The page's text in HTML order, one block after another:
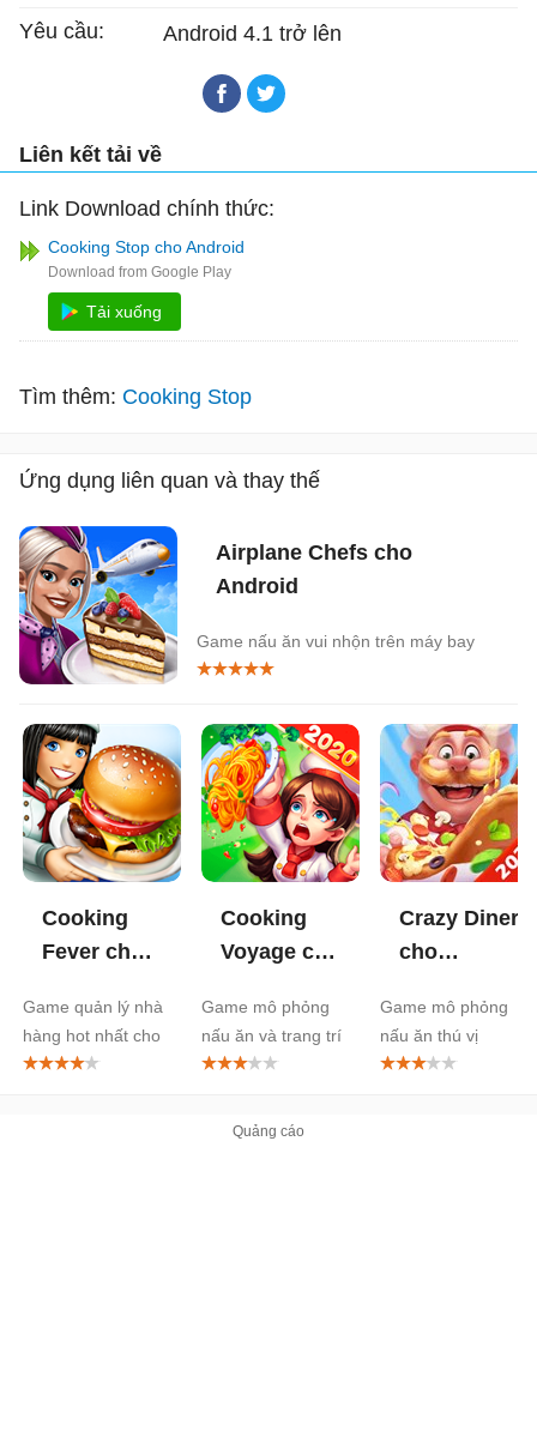
Yêu cầu:
Android 4.1 trở lên
Liên kết tải về
Link Download chính thức:
Cooking Stop cho Android
Tải xuống
Tìm thêm: Cooking Stop
Ứng dụng liên quan và thay thế
Airplane Chefs cho
Android
Game nấu ăn vui nhộn trên máy bay
Cooking
Fever cho
Game quản lý nhà
hàng hot nhất cho
Android
Cooking
Voyage cho
Game mô phỏng
nấu ăn và trang trí
du thuyền
Crazy Diner
cho
Game mô phỏng
nấu ăn thú vị